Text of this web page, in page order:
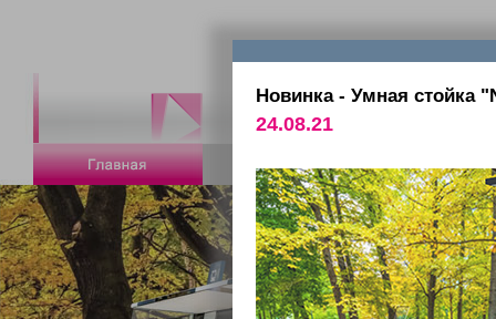
Новинка - Умная стойка
24.08.21